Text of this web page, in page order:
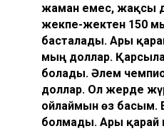
жаман емес, жақсы
жекпе-жектен 150
басталады. Ары
мың доллар.
болады. Әлем
доллар. Ол жерде
ойлаймын өз басым.
болмады. Ары қарай